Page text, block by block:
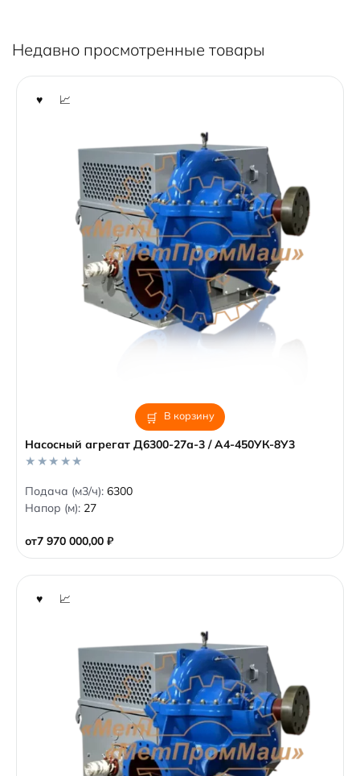
Недавно просмотренные товары
В корзину
Насосный агрегат Д6300-27а-3 / А4-450УК-8У3
от7 970 000,00 ₽
0
o
u
f
5
Подача (м3/ч): 6300
Напор (м): 27